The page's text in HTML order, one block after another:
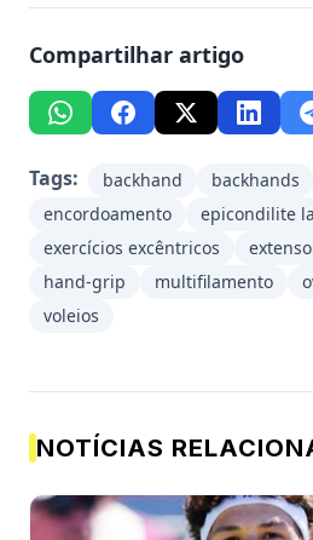
Compartilhar artigo
Tags: backhand backhands
encordoamento
epicondilite
exercícios excêntricos
hand‑grip
multifilamento
voleios
NOTÍCIAS